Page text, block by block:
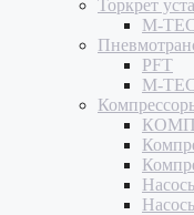
Торкрет
M-
PFT
M-